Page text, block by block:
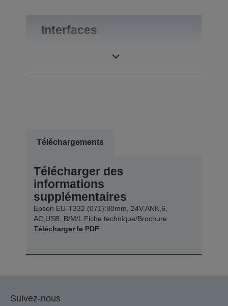
Interfaces
Téléchargements
Télécharger des
informations
supplémentaires
Epson EU-T332 (071):80mm, 24V,ANK,6,
AC,USB, B/M/L Fiche technique/Brochure
Télécharger le PDF
Suivez-nous